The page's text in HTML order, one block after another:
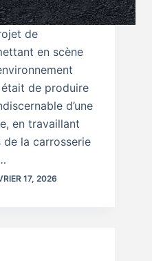
de
en scène
était de produire
d’une
en travaillant
de la carrosserie
17, 2026